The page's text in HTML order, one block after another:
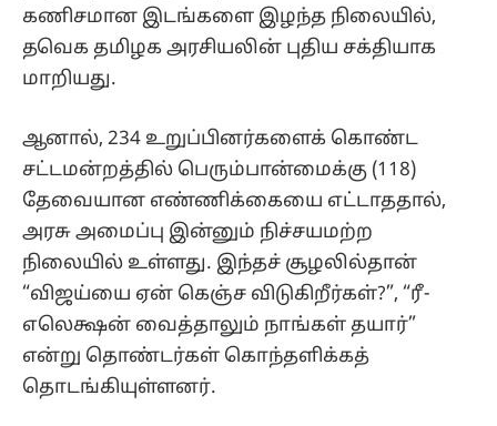
கணிசமான இடங்களை இழந்த நிலையில்,
தவெக தமிழக அரசியலின் புதிய சக்தியாக
மாறியது.
ஆனால், 234 உறுப்பினர்களைக் கொண்ட
சட்டமன்றத்தில் பெரும்பான்மைக்கு (118)
தேவையான எண்ணிக்கையை எட்டாததால்,
அரசு அமைப்பு இன்னும் நிச்சயமற்ற
நிலையில் உள்ளது. இந்தச் சூழலில்தான்
“விஜய்யை ஏன் கெஞ்ச விடுகிறீர்கள்?”, “ரீ-
எலெக்ஷன் வைத்தாலும் நாங்கள் தயார்”
என்று தொண்டர்கள் கொந்தளிக்கத்
தொடங்கியுள்ளனர்.